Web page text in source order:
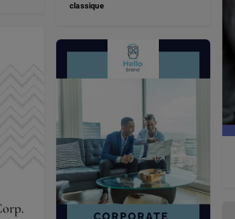
classique